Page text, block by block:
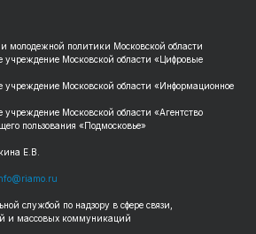
молодежной политики Московской области
учреждение Московской области «Цифровые
учреждение Московской области «Информационное
учреждение Московской области «Агентство
пользования «Подмосковье»
Е.В.
службой по надзору в сфере связи,
и массовых коммуникаций